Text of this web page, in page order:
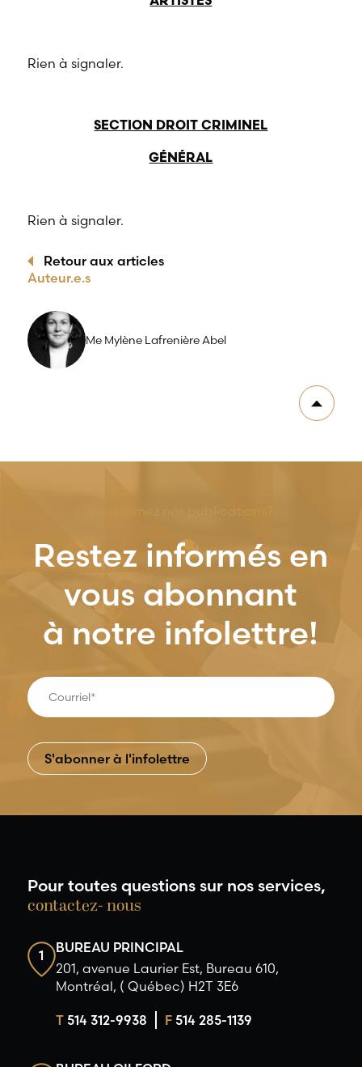
Rien à signaler.
SECTION DROIT CRIMINEL
GÉNÉRAL
Rien à signaler.
Retour aux articles
Auteur.e.s
Me Mylène Lafrenière Abel
Restez informés en
vous abonnant
à notre infolettre!
Pour toutes questions sur nos services,
contactez- nous
1
BUREAU PRINCIPAL
201, avenue Laurier Est, Bureau 610,
Montréal, ( Québec) H2T 3E6
T514 312-9938 F514 285-1139